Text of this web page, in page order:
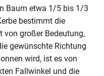
Baum etwa 1/5 bis 1/3
bestimmt die
von großer Bedeutung,
gewünschte Richtung
wird, ist es von
Fallwinkel und die